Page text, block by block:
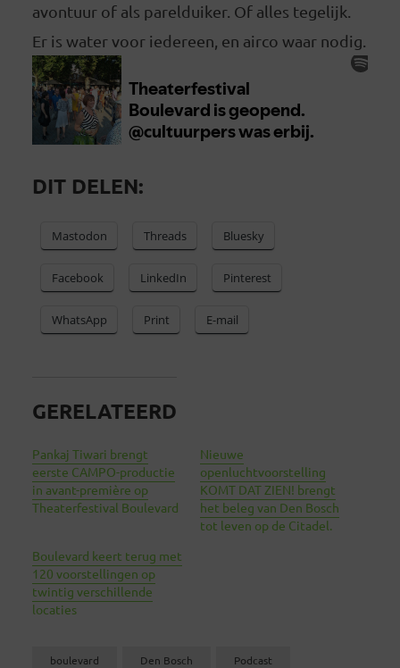
avontuur of als parelduiker. Of alles tegelijk.
Er is water voor iedereen, en airco waar nodig.
DIT DELEN:
Mastodon Threads Bluesky
Facebook LinkedIn Pinterest
WhatsApp Print E-mail
GERELATEERD
Pankaj Tiwari brengt
eerste CAMPO-productie
in avant-première op
Theaterfestival Boulevard
Nieuwe
openluchtvoorstelling
KOMT DAT ZIEN! brengt
het beleg van Den Bosch
tot leven op de Citadel.
Boulevard keert terug met
120 voorstellingen op
twintig verschillende
locaties
boulevard Den Bosch Podcast